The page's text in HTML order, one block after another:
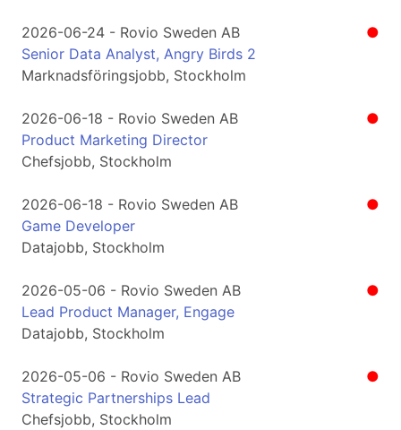
●
2026-06-24 - Rovio Sweden AB
Senior Data Analyst, Angry Birds 2
Marknadsföringsjobb, Stockholm
●
2026-06-18 - Rovio Sweden AB
Product Marketing Director
Chefsjobb, Stockholm
●
2026-06-18 - Rovio Sweden AB
Game Developer
Datajobb, Stockholm
●
2026-05-06 - Rovio Sweden AB
Lead Product Manager, Engage
Datajobb, Stockholm
●
2026-05-06 - Rovio Sweden AB
Strategic Partnerships Lead
Chefsjobb, Stockholm